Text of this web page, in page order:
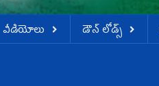
వీడియోలు డౌన్ లోడ్స్